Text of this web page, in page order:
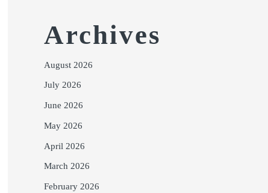
Archives
August 2026
July 2026
June 2026
May 2026
April 2026
March 2026
February 2026